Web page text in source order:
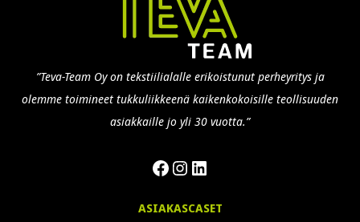
”Teva-Team Oy on tekstiilialalle erikoistunut perheyritys ja
olemme toimineet tukkuliikkeenä kaikenkokoisille teollisuuden
asiakkaille jo yli 30 vuotta.”
Facebook
Instagram
LinkedIn
ASIAKASCASET